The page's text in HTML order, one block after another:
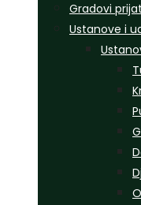
Gradovi
Ustanove i